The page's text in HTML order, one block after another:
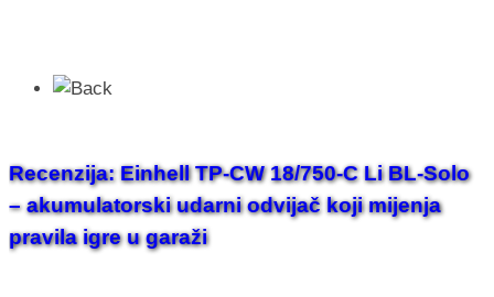
Recenzija: Einhell TP-CW 18/750-C Li BL-Solo
– akumulatorski udarni odvijač koji mijenja
pravila igre u garaži